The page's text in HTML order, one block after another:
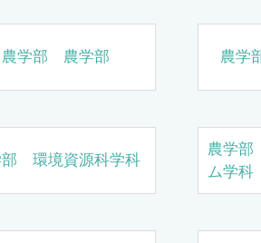
農学部 農学部 農学
部 環境資源科学科
農学
ム学科